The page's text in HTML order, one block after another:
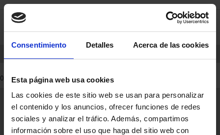
Consentimiento Detalles Acerca de las cookies
Esta página web usa cookies
Las cookies de este sitio web se usan para personalizar
el contenido y los anuncios, ofrecer funciones de redes
sociales y analizar el tráfico. Además, compartimos
información sobre el uso que haga del sitio web con
saltar
contenido
Saltar
men
0
0 Productos encontrados
Información General
Contacto
Preguntas Frequentes (FAQs)